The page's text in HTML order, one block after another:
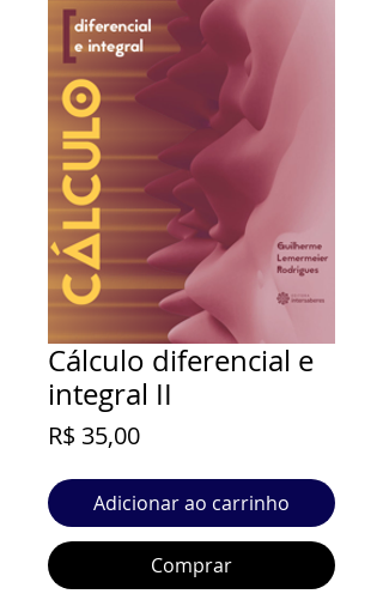
Cálculo diferencial e
integral II
R$ 35,00Preço
Adicionar ao carrinho
Comprar